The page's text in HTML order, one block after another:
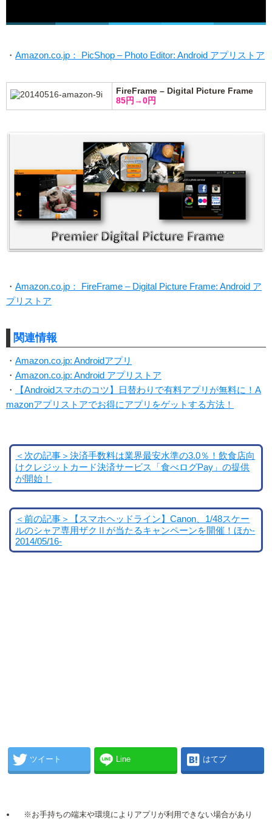
・ Amazon.co.jp： PicShop – Photo Editor: Android アプリストア
FireFrame – Digital Picture Frame
85円→0円
・ Amazon.co.jp： FireFrame – Digital Picture Frame: Android ア
プリストア
関連情報
・ Amazon.co.jp: Androidアプリ
・ Amazon.co.jp: Android アプリストア
・
【Androidスマホのコツ】日替わりで有料アプリが無料に！A
mazonアプリストアでお得にアプリをゲットする方法！
＜次の記事＞決済手数料は業界最安水準の3.0％！飲食店向
けクレジットカード決済サービス「食べログPay」の提供
が開始！
＜前の記事＞【スマホヘッドライン】Canon、1/48スケー
ルのシャア専用ザクⅡが当たるキャンペーンを開催！ほか-
2014/05/16-
ツイート Line はてブ
※お手持ちの端末や環境によりアプリが利用できない場合があり